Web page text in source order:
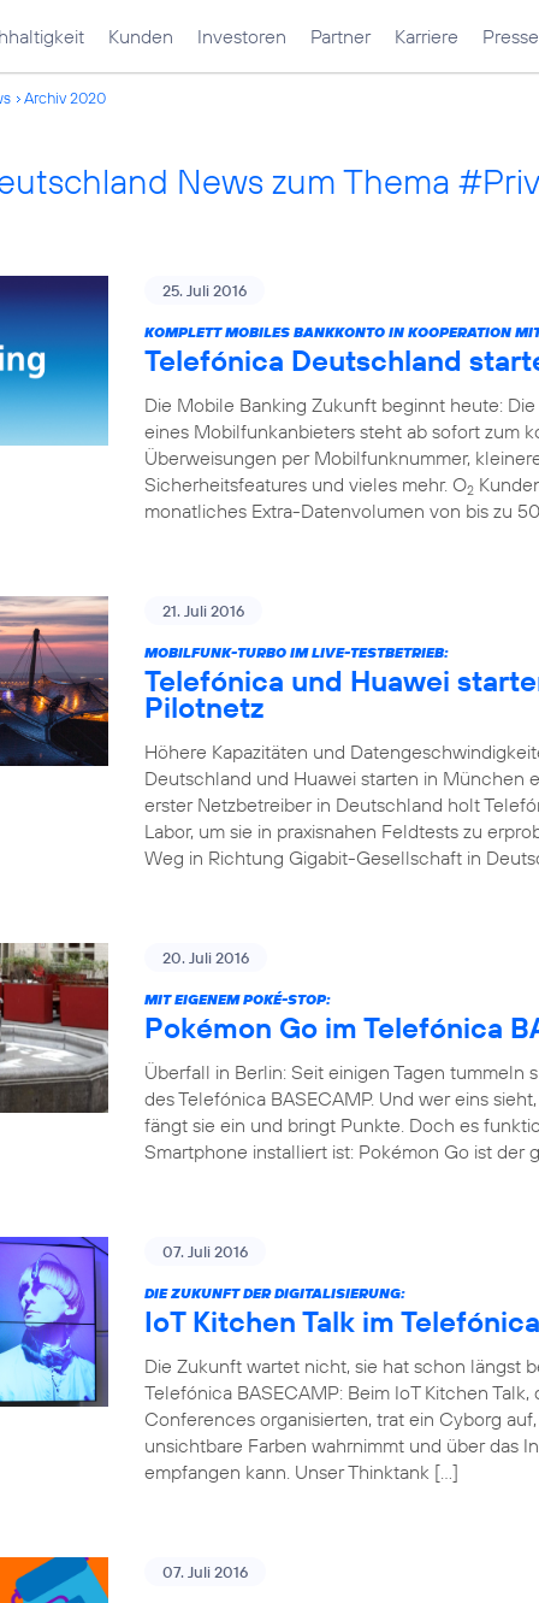
Kunden Investoren Partner Karriere Presse
Archiv 2020
News zum Thema
25. Juli 2016
KOMPLETT MOBILES BANKKONTO IN KOOPERATION
Telefónica Deutschland
Die Mobile Banking Zukunft beginnt heute:
eines Mobilfunkanbieters steht ab sofort zum
Überweisungen per Mobilfunknummer,
Sicherheitsfeatures und vieles mehr. O2
monatliches Extra-Datenvolumen von bis zu
21. Juli 2016
MOBILFUNK-TURBO IM LIVE-TESTBETRIEB:
Telefónica und Huawei
Pilotnetz
Höhere Kapazitäten und
Deutschland und Huawei starten in München
erster Netzbetreiber in Deutschland holt
Labor, um sie in praxisnahen Feldtests zu
Weg in Richtung Gigabit-Gesellschaft in
20. Juli 2016
MIT EIGENEM POKÉ-STOP:
Pokémon Go im Telefónica
Überfall in Berlin: Seit einigen Tagen
des Telefónica BASECAMP. Und wer eins
fängt sie ein und bringt Punkte. Doch es
Smartphone installiert ist: Pokémon Go ist der
07. Juli 2016
DIE ZUKUNFT DER DIGITALISIERUNG:
IoT Kitchen Talk im
Die Zukunft wartet nicht, sie hat schon längst
Telefónica BASECAMP: Beim IoT Kitchen
Conferences organisierten, trat ein Cyborg
unsichtbare Farben wahrnimmt und über das
empfangen kann. Unser Thinktank […]
07. Juli 2016